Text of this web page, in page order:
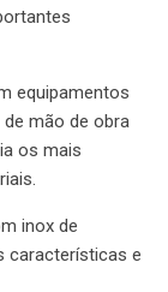
equipamentos
mão de obra
os mais
inox de
características e